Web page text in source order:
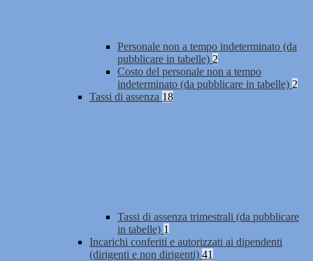
Personale non a tempo indeterminato (da
pubblicare in tabelle) 2
Costo del personale non a tempo
indeterminato (da pubblicare in tabelle) 2
Tassi di assenza 18
Tassi di assenza trimestrali (da pubblicare
in tabelle) 1
Incarichi conferiti e autorizzati ai dipendenti
(dirigenti e non dirigenti) 41